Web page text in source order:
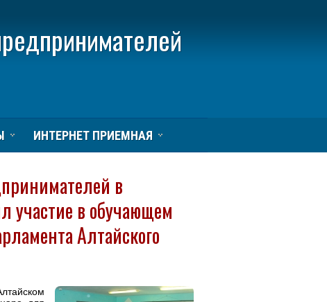
ИНТЕРНЕТ ПРИЕМНАЯ
в
участие в обучающем
Алтайского